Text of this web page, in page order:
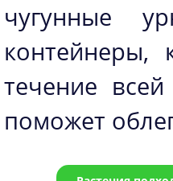
чугунные
контейнеры,
течение
поможет